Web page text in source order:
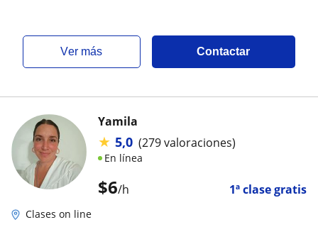
ver más Contactar
$6/h 1ª clase gratis
Yamila
★ 5,0 (279 valoraciones)
En línea
Clases on line